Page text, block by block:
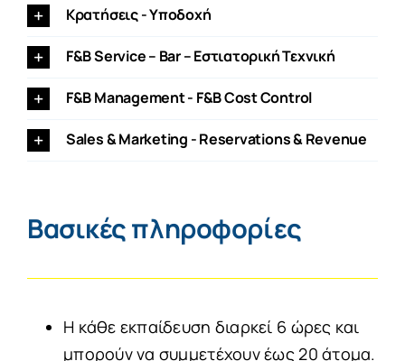
Κρατήσεις - Υποδοχή
F&B Service – Bar – Εστιατορική Τεχνική
F&B Management - F&B Cost Control
Sales & Marketing - Reservations & Revenue
Βασικές πληροφορίες
Η κάθε εκπαίδευση διαρκεί 6 ώρες και
μπορούν να συμμετέχουν έως 20 άτομα.